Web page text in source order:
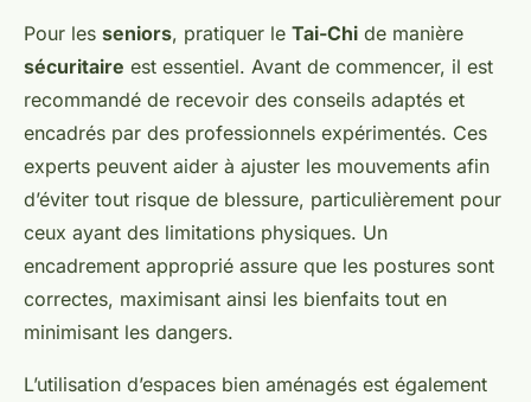
Pour les seniors, pratiquer le Tai-Chi de manière
sécuritaire est essentiel. Avant de commencer, il est
recommandé de recevoir des conseils adaptés et
encadrés par des professionnels expérimentés. Ces
experts peuvent aider à ajuster les mouvements afin
d’éviter tout risque de blessure, particulièrement pour
ceux ayant des limitations physiques. Un
encadrement approprié assure que les postures sont
correctes, maximisant ainsi les bienfaits tout en
minimisant les dangers.
L’utilisation d’espaces bien aménagés est également